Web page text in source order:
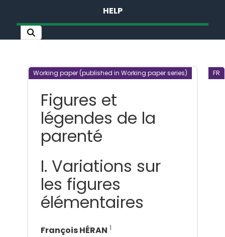
HELP
Working paper (published in Working paper series) FR
Figures et
légendes de la
parenté
I. Variations sur
les figures
élémentaires
François HÉRAN 1